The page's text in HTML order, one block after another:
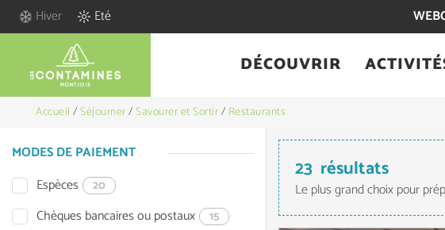
Hiver Eté
DÉCOUVRIR
Accueil /Séjourner/Savourer et Sortir/ Restaurants
MODES DE PAIEMENT
Espèces
20
Chèques bancaires ou postaux 15
23 résultats
Le plus grand choix pour